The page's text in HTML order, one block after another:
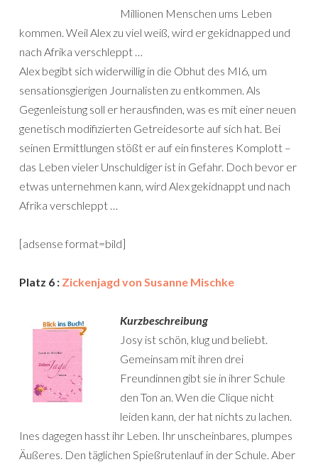
Millionen Menschen ums Leben
kommen. Weil Alex zu viel weiß, wird er gekidnapped und
nach Afrika verschleppt …
Alex begibt sich widerwillig in die Obhut des MI6, um
sensationsgierigen Journalisten zu entkommen. Als
Gegenleistung soll er herausfinden, was es mit einer neuen
genetisch modifizierten Getreidesorte auf sich hat. Bei
seinen Ermittlungen stößt er auf ein finsteres Komplott –
das Leben vieler Unschuldiger ist in Gefahr. Doch bevor er
etwas unternehmen kann, wird Alex gekidnappt und nach
Afrika verschleppt …
[adsense format=bild]
Platz 6 : Zickenjagd von Susanne Mischke
Kurzbeschreibung
Josy ist schön, klug und beliebt.
Gemeinsam mit ihren drei
Freundinnen gibt sie in ihrer Schule
den Ton an. Wen die Clique nicht
leiden kann, der hat nichts zu lachen.
Ines dagegen hasst ihr Leben. Ihr unscheinbares, plumpes
Äußeres. Den täglichen Spießrutenlauf in der Schule. Aber